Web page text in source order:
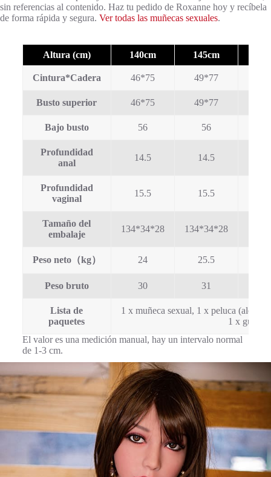
sin referencias al contenido. Haz tu pedido de Roxanne hoy y recíbela
de forma rápida y segura. Ver todas las muñecas sexuales.
Altura (cm) 140cm 145cm
Cintura*Cadera 46*75 49*77
Busto superior 46*75 49*77
Bajo busto 56 56
Profundidad
anal
14.5 14.5
Profundidad
vaginal
15.5 15.5
Tamaño del
embalaje
134*34*28 134*34*28
Peso neto（kg） 24 25.5
Peso bruto 30 31
Lista de
paquetes
1 x muñeca sexual, 1 x peluca
1 x
El valor es una medición manual, hay un intervalo normal
de 1-3 cm.